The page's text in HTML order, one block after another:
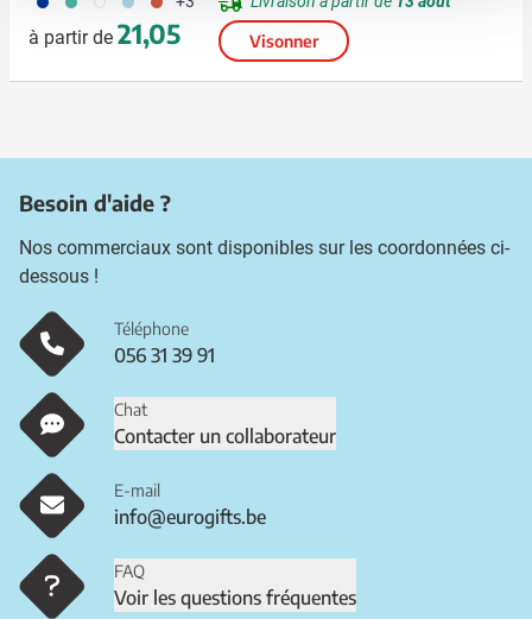
à partir de 21,05 Visonner
Besoin d'aide ?
Nos commerciaux sont disponibles sur les coordonnées ci-
dessous !
Téléphone
056 31 39 91
Chat
Contacter un collaborateur
E-mail
info@eurogifts.be
FAQ
Voir les questions fréquentes